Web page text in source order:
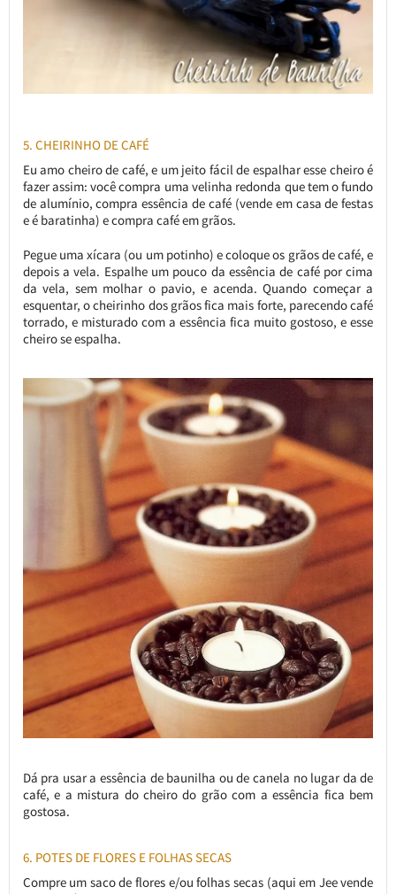
5. CHEIRINHO DE CAFÉ
Eu amo cheiro de café, e um jeito fácil de espalhar esse cheiro é
fazer assim: você compra uma velinha redonda que tem o fundo
de alumínio, compra essência de café (vende em casa de festas
e é baratinha) e compra café em grãos.
Pegue uma xícara (ou um potinho) e coloque os grãos de café, e
depois a vela. Espalhe um pouco da essência de café por cima
da vela, sem molhar o pavio, e acenda. Quando começar a
esquentar, o cheirinho dos grãos fica mais forte, parecendo café
torrado, e misturado com a essência fica muito gostoso, e esse
cheiro se espalha.
Dá pra usar a essência de baunilha ou de canela no lugar da de
café, e a mistura do cheiro do grão com a essência fica bem
gostosa.
6. POTES DE FLORES E FOLHAS SECAS
Compre um saco de flores e/ou folhas secas (aqui em Jee vende